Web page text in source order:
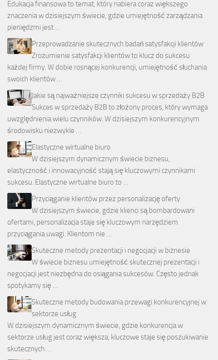
Edukacja finansowa to temat, który nabiera coraz większego
znaczenia w dzisiejszym świecie, gdzie umiejętność zarządzania
pieniędzmi jest …
Przeprowadzanie skutecznych badań satysfakcji klientów
Zrozumienie satysfakcji klientów to klucz do sukcesu
każdej firmy. W dobie rosnącej konkurencji, umiejętność słuchania
swoich klientów …
Jakie są najważniejsze czynniki sukcesu w sprzedaży B2B
Sukces w sprzedaży B2B to złożony proces, który wymaga
uwzględnienia wielu czynników. W dzisiejszym konkurencyjnym
środowisku niezwykle …
Elastyczne wirtualne biuro
W dzisiejszym dynamicznym świecie biznesu,
elastyczność i innowacyjność stają się kluczowymi czynnikami
sukcesu. Elastyczne wirtualne biuro to …
Przyciąganie klientów przez personalizację oferty
W dzisiejszym świecie, gdzie klienci są bombardowani
ofertami, personalizacja staje się kluczowym narzędziem
przyciągania uwagi. Klientom nie …
Skuteczne metody prezentacji i negocjacji w biznesie
W świecie biznesu umiejętność skutecznej prezentacji i
negocjacji jest niezbędna do osiągania sukcesów. Często jednak
spotykamy się …
Skuteczne metody budowania przewagi konkurencyjnej w
sektorze usług
W dzisiejszym dynamicznym świecie, gdzie konkurencja w
sektorze usług jest coraz większa, kluczowe staje się poszukiwanie
skutecznych …